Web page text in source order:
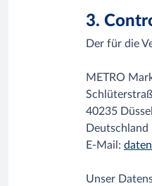
3.
Der für die
METRO
40235
Deutschland
E-Mail:
Unser